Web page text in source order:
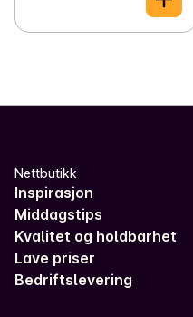
Nettbutikk
Inspirasjon
Middagstips
Kvalitet og holdbarhet
Lave priser
Bedriftslevering